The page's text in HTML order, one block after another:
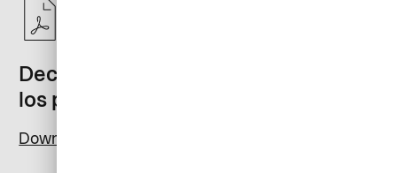
Declaración de privacidad global para
los productos
Download PDF